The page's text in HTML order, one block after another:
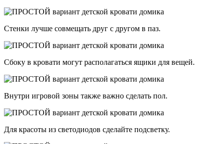
Стенки лучше совмещать друг с другом в паз.
Сбоку в кровати могут располагаться ящики для вещей.
Внутри игровой зоны также важно сделать пол.
Для красоты из светодиодов сделайте подсветку.